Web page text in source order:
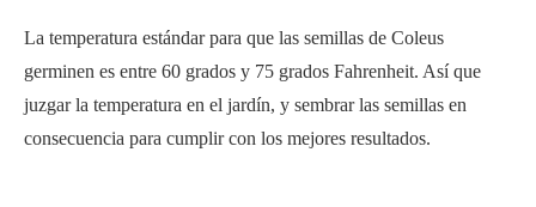
La temperatura estándar para que las semillas de Coleus
germinen es entre 60 grados y 75 grados Fahrenheit. Así que
juzgar la temperatura en el jardín, y sembrar las semillas en
consecuencia para cumplir con los mejores resultados.